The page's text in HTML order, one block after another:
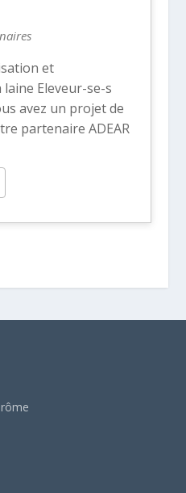
et
Eleveur-se-s
avez un projet de
partenaire ADEAR